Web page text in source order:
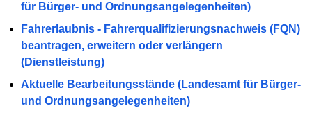
für Bürger- und Ordnungsangelegenheiten)
Fahrerlaubnis - Fahrerqualifizierungsnachweis (FQN)
beantragen, erweitern oder verlängern
(Dienstleistung)
Aktuelle Bearbeitungsstände (Landesamt für Bürger-
und Ordnungsangelegenheiten)